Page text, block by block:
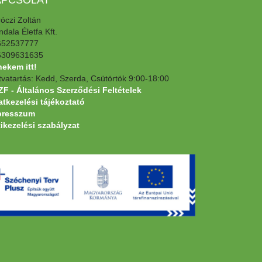
Zoltán
Életfa Kft.
itt!
Kedd, Szerda, Csütörtök 9:00-18:00
- Általános Szerződési Feltételek
tájékoztató
szabályzat